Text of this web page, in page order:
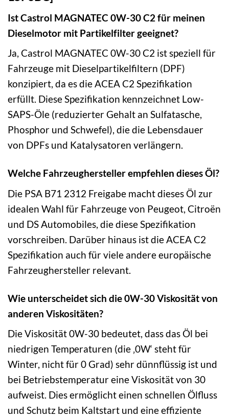
Ist Castrol MAGNATEC 0W-30 C2 für meinen
Dieselmotor mit Partikelfilter geeignet?
Ja, Castrol MAGNATEC 0W-30 C2 ist speziell für
Fahrzeuge mit Dieselpartikelfiltern (DPF)
konzipiert, da es die ACEA C2 Spezifikation
erfüllt. Diese Spezifikation kennzeichnet Low-
SAPS-Öle (reduzierter Gehalt an Sulfatasche,
Phosphor und Schwefel), die die Lebensdauer
von DPFs und Katalysatoren verlängern.
Welche Fahrzeughersteller empfehlen dieses Öl?
Die PSA B71 2312 Freigabe macht dieses Öl zur
idealen Wahl für Fahrzeuge von Peugeot, Citroën
und DS Automobiles, die diese Spezifikation
vorschreiben. Darüber hinaus ist die ACEA C2
Spezifikation auch für viele andere europäische
Fahrzeughersteller relevant.
Wie unterscheidet sich die 0W-30 Viskosität von
anderen Viskositäten?
Die Viskosität 0W-30 bedeutet, dass das Öl bei
niedrigen Temperaturen (die ‚0W‘ steht für
Winter, nicht für 0 Grad) sehr dünnflüssig ist und
bei Betriebstemperatur eine Viskosität von 30
aufweist. Dies ermöglicht einen schnellen Ölfluss
und Schutz beim Kaltstart und eine effiziente